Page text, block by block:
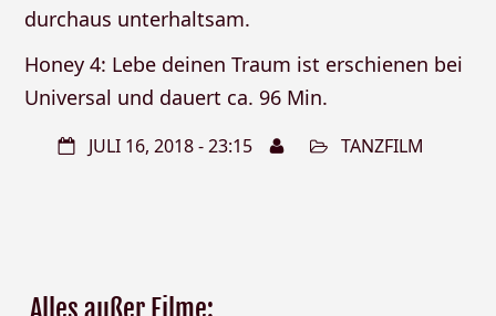
durchaus unterhaltsam.
Honey 4: Lebe deinen Traum ist erschienen bei
Universal und dauert ca. 96 Min.
JULI 16, 2018 - 23:15 TANZFILM